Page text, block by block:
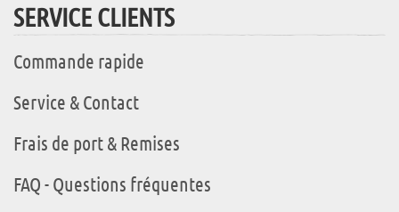
SERVICE CLIENTS
Commande rapide
Service & Contact
Frais de port & Remises
FAQ - Questions fréquentes